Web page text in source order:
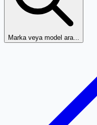
Marka veya model ara...